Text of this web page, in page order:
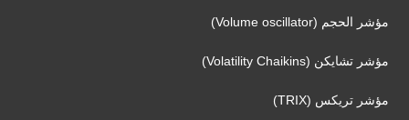
مؤشر الحجم (Volume oscillator)
مؤشر تشايكن (Volatility Chaikins)
مؤشر تريكس (TRIX)